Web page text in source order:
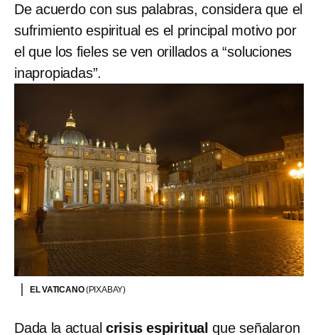
De acuerdo con sus palabras, considera que el
sufrimiento espiritual es el principal motivo por
el que los fieles se ven orillados a “soluciones
inapropiadas”.
EL VATICANO(PIXABAY)
Dada la actual crisis espiritual que señalaron